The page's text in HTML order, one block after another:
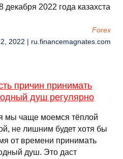
декабря 2022 года казахста
Forex
2022 | ru.financemagnates.com
причин принимать
душ регулярно
мы чаще моемся тёплой
не лишним будет хотя бы
от времени принимать
душ. Это даст